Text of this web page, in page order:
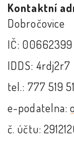
Kontaktní
Dobročovice
IČ: 00662399
IDDS: 4rdj2r7
tel.: 777 519
e-podatelna:
č. účtu: